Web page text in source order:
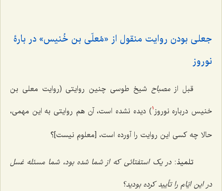
جعلی بودن روایت منقول از «مُعلّی بن خُنیس» در بارۀ
نوروز
قبل ازمصباح شیخ طوسی ‌چنین روایتی (روایت معلی بن
خنیس درباره نوروز 1) دیده نشده است، آن هم روایتی به این مهمی،
حالا چه کسی این روایت را آورده است،‌ [معلوم نیست]؟
تلمیذ: در یک استفتائی که از شما شده بود، شما مسئله غسل
در این ایّام را تأیید کرده بودید؟